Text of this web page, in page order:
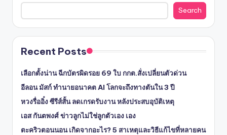
Search
Recent Posts
เลือกตั้งน่าน ฉีกบัตรผิดรอย 69 ใบ กกต.สั่งเปลี่ยนตัวด่วน
อีลอน มัสก์ ทำนายอนาคต AI โลกจะถึงทางตันใน 3 ปี
หวงรื่ออิ๋ง ซีรีส์สั้น ลดเกรดรับงาน หลังประสบอุบัติเหตุ
เอส กันตพงศ์ ข่าวลูกไม่ใช่ลูกตัวเอง เอง
ตะคริวตอนนอน เกิดจากอะไร? 5 สาเหตุและวิธีแก้ไขที่หลายคน